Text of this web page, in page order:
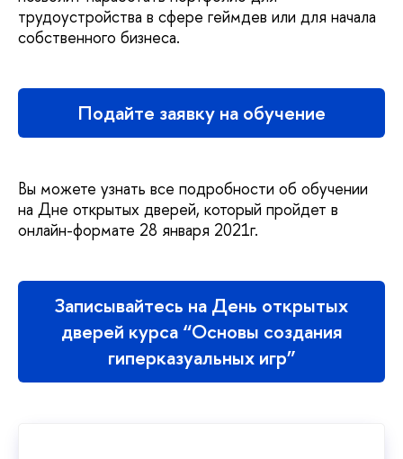
трудоустройства в сфере геймдев или для начала
собственного бизнеса.
Подайте заявку на обучение
Вы можете узнать все подробности об обучении
на Дне открытых дверей, который пройдет в
онлайн-формате 28 января 2021г.
Записывайтесь на День открытых
дверей курса “Основы создания
гиперказуальных игр”